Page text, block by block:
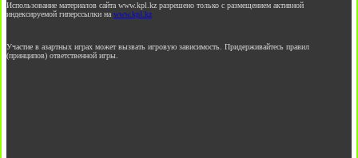
Использование материалов сайта www.kpl.kz разрешено только с размещением активной
индексируемой гиперссылки на www.kpl.kz
Участие в азартных играх может вызвать игровую зависимость. Придерживайтесь правил
(принципов) ответственной игры.